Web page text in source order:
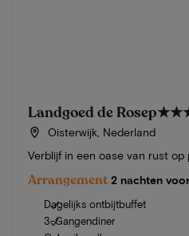
Landgoed de Rosep
Oisterwijk, Nederland
Verblijf in een oase van rust
Arrangement 2 nachten
Dagelijks ontbijtbuffet
3-Gangendiner